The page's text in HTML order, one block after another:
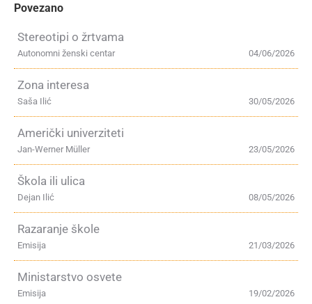
Povezano
Stereotipi o žrtvama
04/06/2026
Autonomni ženski centar
Zona interesa
30/05/2026
Saša Ilić
Američki univerziteti
23/05/2026
Jan-Werner Müller
Škola ili ulica
08/05/2026
Dejan Ilić
Razaranje škole
21/03/2026
Emisija
Ministarstvo osvete
19/02/2026
Emisija